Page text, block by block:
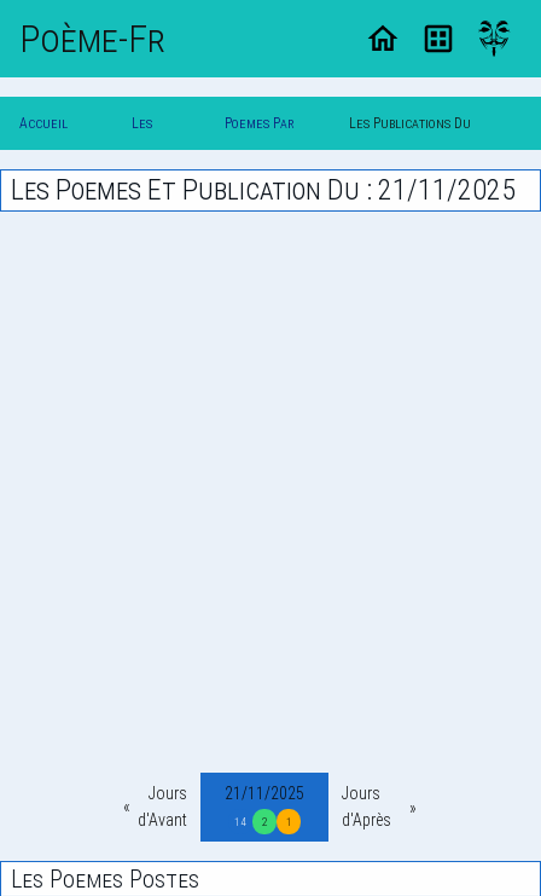
Poème-Fr
Accueil
Poesie
Les
Poesies
Poemes Par Les Publications Du
21/11/2025
Les Poemes Et Publication Du : 21/11/2025
Jours
d'Avant
21/11/2025
14 2 1
Jours
d'Après
Les Poemes Postes